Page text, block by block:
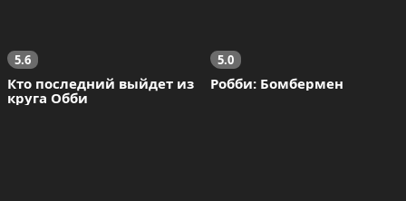
5.6
Кто последний выйдет из
круга Обби
5.0
Робби: Бомбермен